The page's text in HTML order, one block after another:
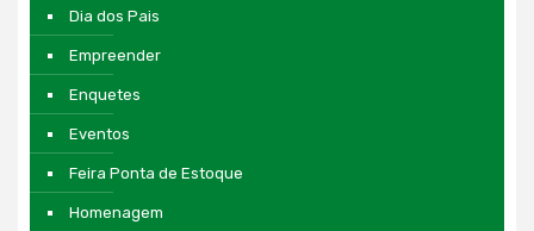
Dia dos Pais
Empreender
Enquetes
Eventos
Feira Ponta de Estoque
Homenagem